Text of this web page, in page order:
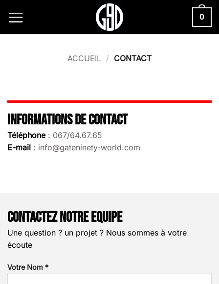
0
ACCUEIL / CONTACT
INFORMATIONS DE CONTACT
Téléphone: 067/64.67.65
E-mail : info@gateninety-world.com
CONTACTEZ NOTRE EQUIPE
Une question ? un projet ? Nous sommes à votre
écoute
Votre Nom *